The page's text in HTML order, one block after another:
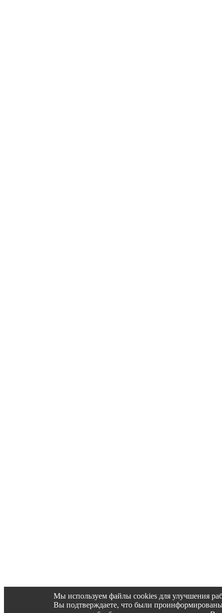
Мы используем файлы cookies для улучшения
Вы подтверждаете, что были